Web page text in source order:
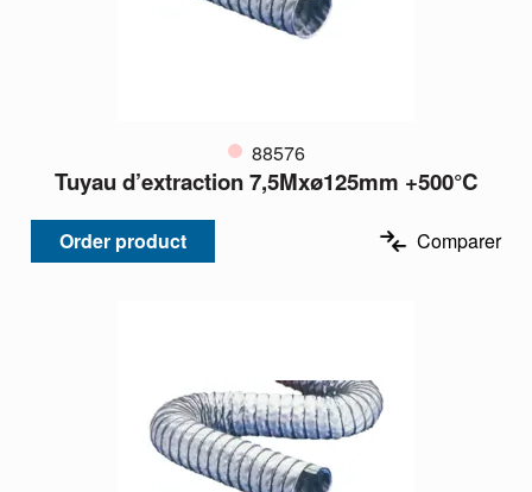
88576
Tuyau d’extraction 7,5Mxø125mm +500°C
Order product Comparer